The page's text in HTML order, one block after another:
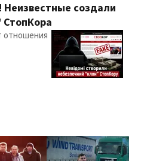
создали
отношения